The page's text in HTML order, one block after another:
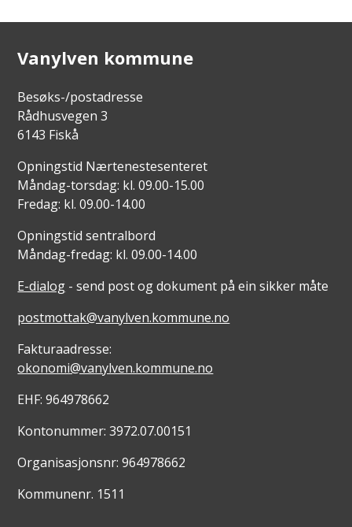
Vanylven kommune
Besøks-/postadresse
Rådhusvegen 3
6143 Fiskå
Opningstid Nærtenestesenteret
Måndag-torsdag: kl. 09.00-15.00
Fredag: kl. 09.00-14.00
Opningstid sentralbord
Måndag-fredag: kl. 09.00-14.00
E-dialog - send post og dokument på ein sikker måte
postmottak@vanylven.kommune.no
Fakturaadresse:
okonomi@vanylven.kommune.no
EHF: 964978662
Kontonummer: 3972.07.00151
Organisasjonsnr: 964978662
Kommunenr. 1511